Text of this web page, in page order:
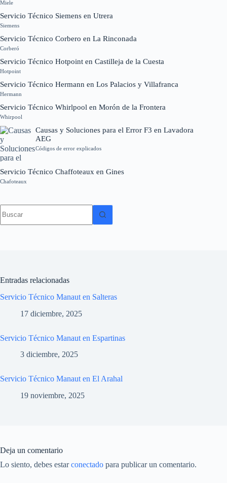
Miele
Servicio Técnico Siemens en Utrera
Siemens
Servicio Técnico Corbero en La Rinconada
Corberó
Servicio Técnico Hotpoint en Castilleja de la Cuesta
Hotpoint
Servicio Técnico Hermann en Los Palacios y Villafranca
Hermann
Servicio Técnico Whirlpool en Morón de la Frontera
Whirpool
Causas y Soluciones para el Error F3 en Lavadora
AEG
Códigos de error explicados
Servicio Técnico Chaffoteaux en Gines
Chafoteaux
resultados
Entradas relacionadas
Servicio Técnico Manaut en Salteras
17 diciembre, 2025
Servicio Técnico Manaut en Espartinas
3 diciembre, 2025
Servicio Técnico Manaut en El Arahal
19 noviembre, 2025
Deja un comentario
Lo siento, debes estarconectado para publicar un comentario.